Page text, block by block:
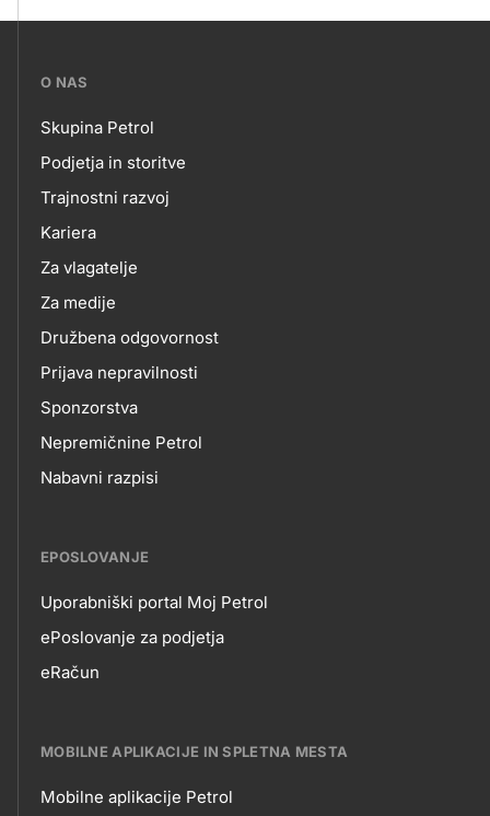
???
skupno.footer-
title???
O NAS
O
NAS
Skupina Petrol
Podjetja in storitve
Trajnostni razvoj
Kariera
Za vlagatelje
Za medije
Družbena odgovornost
Prijava nepravilnosti
Sponzorstva
Nepremičnine Petrol
Nabavni razpisi
EPOSLOVANJE
EPOSLOVANJE
Uporabniški portal Moj Petrol
ePoslovanje za podjetja
eRačun
MOBILNE APLIKACIJE IN SPLETNA MESTA
Mobilne aplikacije Petrol